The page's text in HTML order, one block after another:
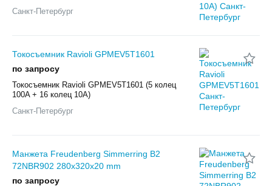
Санкт-Петербург
Токосъемник Ravioli GPMEV5T1601
по запросу
Токосъемник Ravioli GPMEV5T1601 (5 колец
100A + 16 колец 10A)
Санкт-Петербург
Манжета Freudenberg Simmerring B2
72NBR902 280x320x20 mm
по запросу